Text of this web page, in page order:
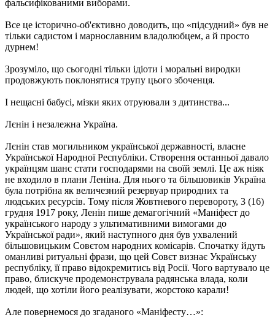
фальсифікованими виборами.
Все це історично-об'єктивно доводить, що «підсудний» був не
тільки садистом і марнославним владолюбцем, а й просто
дурнем!
Зрозуміло, що сьогодні тільки ідіоти і моральні виродки
продовжують поклонятися трупу цього збоченця.
І нещасні бабусі, мізки яких отруювали з дитинства...
Лєнін і незалежна Україна.
Лєнін став могильником української державності, власне
Української Народної Республіки. Створення останньої давало
українцям шанс стати господарями на своїй землі. Це аж ніяк
не входило в плани Леніна. Для нього та більшовиків Україна
була потрібна як величезний резервуар природних та
людських ресурсів. Тому після Жовтневого перевороту, 3 (16)
грудня 1917 року, Ленін пише демагогічний «Маніфест до
українського народу з ультимативними вимогами до
Української ради», який наступного дня був ухвалений
більшовицьким Совєтом народних комісарів. Спочатку йдуть
оманливі ритуальні фрази, що цей Совєт визнає Українську
республіку, її право відокремитись від Росії. Чого вартувало це
право, блискуче продемонструвала радянська влада, коли
людей, що хотіли його реалізувати, жорстоко карали!
Але повернемося до згаданого «Маніфесту…»: